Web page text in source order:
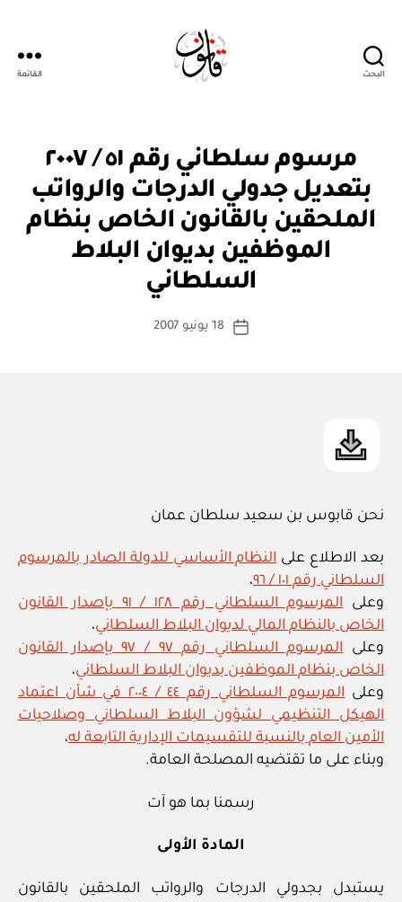
البحث القائمة
التصنيفات
مرسوم سلطاني رقم ٥١ / ٢٠٠٧
بتعديل جدولي الدرجات والرواتب
الملحقين بالقانون الخاص بنظام
الموظفين بديوان البلاط
السلطاني
كاتب
بو
س
ة
تاريخ
18 يونيو 2007
نحن قابوس بن سعيد سلطان عمان
بعد الاطلاع علىالنظام الأساسي للدولة الصادر بالمرسوم
السلطاني رقم ١٠١ / ٩٦
،
وعلى
المرسوم السلطاني رقم ١٢٨ / ٩١ بإصدار القانون
الخاص بالنظام المالي لديوان البلاط السلطاني،
وعلى
المرسوم السلطاني رقم ٩٧ / ٩٧ بإصدار القانون
الخاص بنظام الموظفين بديوان البلاط السلطاني،
وعلى
المرسوم السلطاني رقم ٤٤ / ٢٠٠٤ في شأن اعتماد
الهيكل التنظيمي لشؤون البلاط السلطاني وصلاحيات
الأمين العام بالنسبة للتقسيمات الإدارية التابعة له،
وبناء على ما تقتضيه المصلحة العامة.
رسمنا بما هو آت
المادة الأولى
يستبدل بجدولي الدرجات والرواتب الملحقين بالقانون